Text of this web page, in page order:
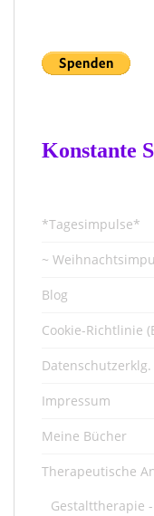
Konstante
*Tagesimpulse*
~
Blog
Cookie-Richtlinie
Datenschutzerklg.
Impressum
Meine Bücher
Therapeutische
Gestalttherapie